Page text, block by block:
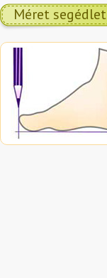
Méret segédlet